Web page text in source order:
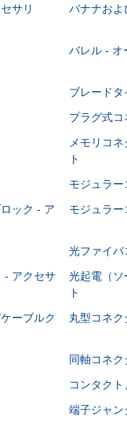
サリ バナナおよ
バレル - オ
ブレード
プラグ式コ
メモリコ
ト
モジュラ
ック - ア
モジュラ
光ファイバ
- アクセサ
光起電（ソ
ト
ーブルク
丸型コネク
同軸コネ
コンタク
端子ジャン